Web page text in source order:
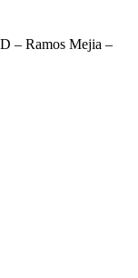
– Ramos Mejia –